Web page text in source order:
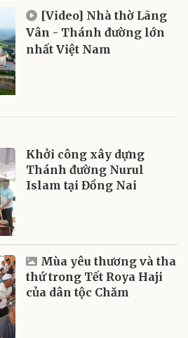
[Video] Nhà thờ Lãng
Vân - Thánh đường lớn
nhất Việt Nam
Khởi công xây dựng
Thánh đường Nurul
Islam tại Đồng Nai
Mùa yêu thương và tha
thứ trong Tết Roya Haji
của dân tộc Chăm